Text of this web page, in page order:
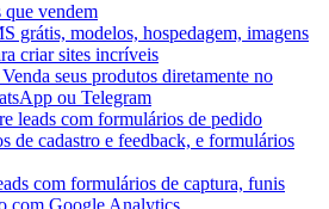
que vendem
grátis, modelos, hospedagem, imagens
criar sites incríveis
Venda seus produtos diretamente no
ou Telegram
leads com formulários de pedido
de cadastro e feedback, e formulários
com formulários de captura, funis
com Google Analytics